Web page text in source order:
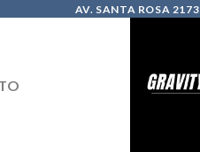
AV. SANTA ROSA